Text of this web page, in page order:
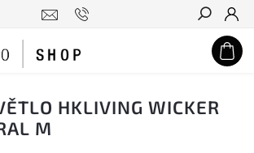
Hledat
HKLIVING WICKER
M